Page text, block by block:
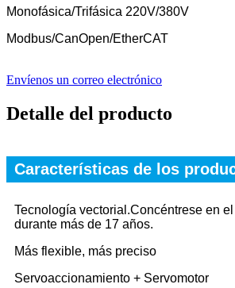
Monofásica/Trifásica 220V/380V
Modbus/CanOpen/EtherCAT
Envíenos un correo electrónico
Detalle del producto
Características de los
Tecnología vectorial.Concéntrese en
durante más de 17 años.
Más flexible, más preciso
Servoaccionamiento + Servomotor